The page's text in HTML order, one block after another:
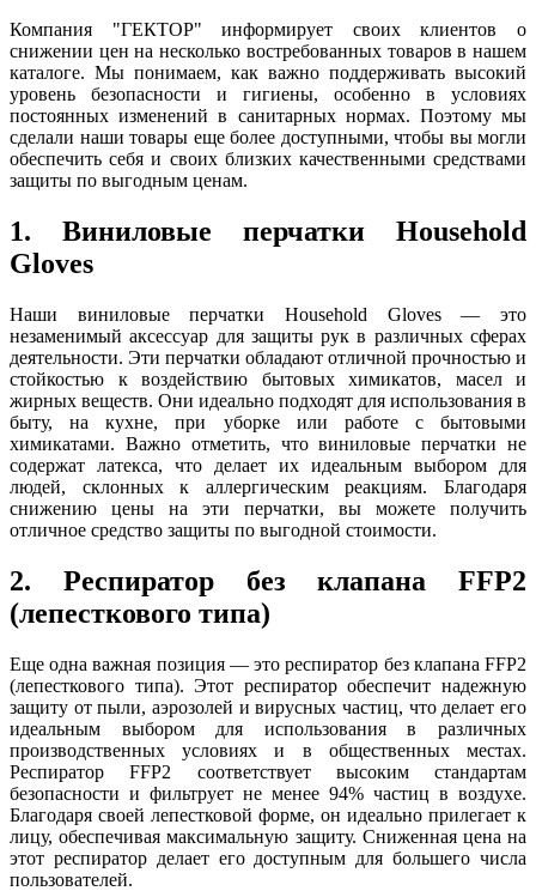
Компания "ГЕКТОР" информирует своих клиентов о
снижении цен на несколько востребованных товаров в нашем
каталоге. Мы понимаем, как важно поддерживать высокий
уровень безопасности и гигиены, особенно в условиях
постоянных изменений в санитарных нормах. Поэтому мы
сделали наши товары еще более доступными, чтобы вы могли
обеспечить себя и своих близких качественными средствами
защиты по выгодным ценам.
1. Виниловые перчатки Household
Gloves
Наши виниловые перчатки Household Gloves — это
незаменимый аксессуар для защиты рук в различных сферах
деятельности. Эти перчатки обладают отличной прочностью и
стойкостью к воздействию бытовых химикатов, масел и
жирных веществ. Они идеально подходят для использования в
быту, на кухне, при уборке или работе с бытовыми
химикатами. Важно отметить, что виниловые перчатки не
содержат латекса, что делает их идеальным выбором для
людей, склонных к аллергическим реакциям. Благодаря
снижению цены на эти перчатки, вы можете получить
отличное средство защиты по выгодной стоимости.
2. Респиратор без клапана FFP2
(лепесткового типа)
Еще одна важная позиция — это респиратор без клапана FFP2
(лепесткового типа). Этот респиратор обеспечит надежную
защиту от пыли, аэрозолей и вирусных частиц, что делает его
идеальным выбором для использования в различных
производственных условиях и в общественных местах.
Респиратор FFP2 соответствует высоким стандартам
безопасности и фильтрует не менее 94% частиц в воздухе.
Благодаря своей лепестковой форме, он идеально прилегает к
лицу, обеспечивая максимальную защиту. Сниженная цена на
этот респиратор делает его доступным для большего числа
пользователей.